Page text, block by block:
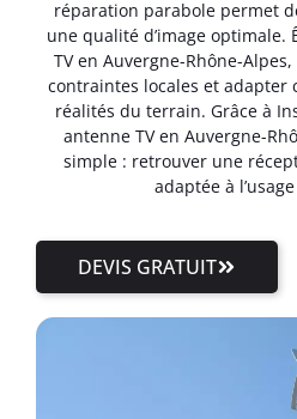
réparation parabole permet
une qualité d’image
TV en Auvergne-Rhône-
contraintes locales et adapter
réalités du terrain. Grâce à
antenne TV en Auvergne-
simple : retrouver une
adaptée à
DEVIS GRATUIT